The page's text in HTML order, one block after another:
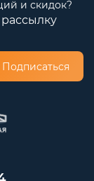
и скидок?
Подписаться